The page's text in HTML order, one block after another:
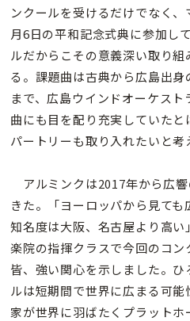
ンクールを受けるだけでなく
月6日の平和記念式典に参加し
ルだからこその意義深い取り
る。課題曲は古典から広島出
まで、広島ウインドオーケス
曲にも目を配り充実していた
パートリーも取り入れたいと考
アルミンクは2017年から広
きた。「ヨーロッパから見ても
知名度は大阪、名古屋より高
楽院の指揮クラスで今回のコ
皆、強い関心を示しました。
ルは短期間で世界に広まる可
家が世界に羽ばたくプラット